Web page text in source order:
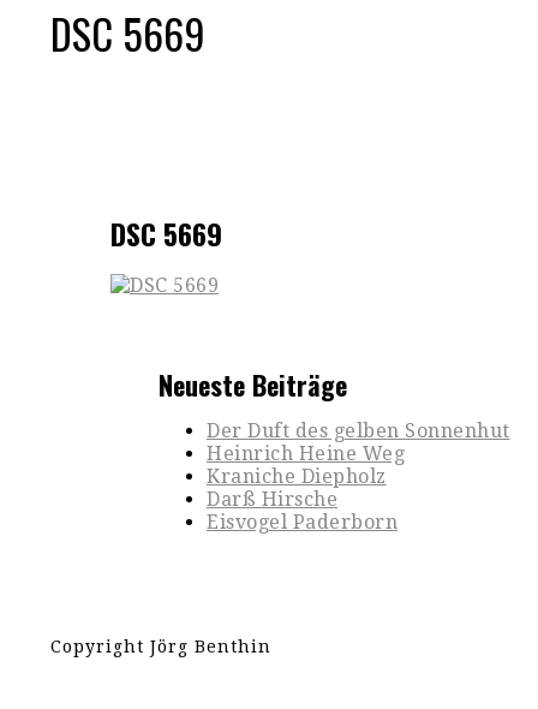
DSC 5669
DSC 5669
Neueste Beiträge
Der Duft des gelben Sonnenhut
Heinrich Heine Weg
Kraniche Diepholz
Darß Hirsche
Eisvogel Paderborn
Copyright Jörg Benthin